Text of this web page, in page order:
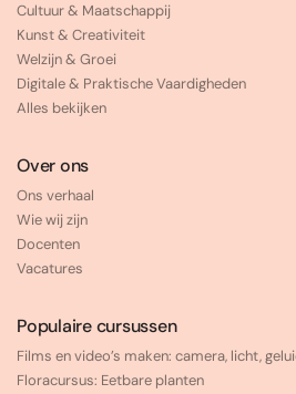
Cultuur & Maatschappij
Kunst & Creativiteit
Welzijn & Groei
Digitale & Praktische Vaardigheden
Alles bekijken
Over ons
Ons verhaal
Wie wij zijn
Docenten
Vacatures
Populaire cursussen
Films en video’s maken: camera, licht,
Floracursus: Eetbare planten